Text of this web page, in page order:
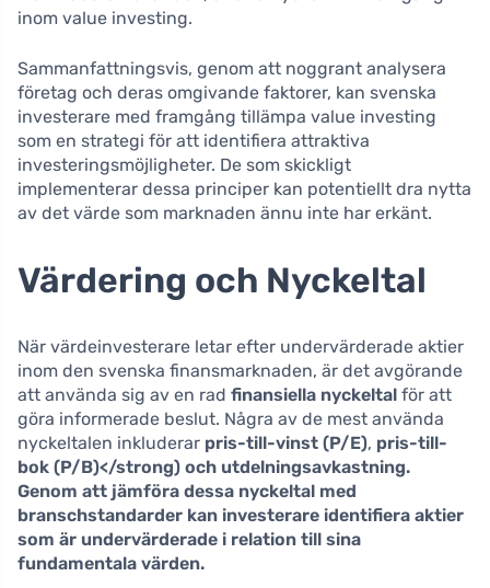
inom value investing.
Sammanfattningsvis, genom att noggrant analysera
företag och deras omgivande faktorer, kan svenska
investerare med framgång tillämpa value investing
som en strategi för att identifiera attraktiva
investeringsmöjligheter. De som skickligt
implementerar dessa principer kan potentiellt dra nytta
av det värde som marknaden ännu inte har erkänt.
Värdering och Nyckeltal
När värdeinvesterare letar efter undervärderade aktier
inom den svenska finansmarknaden, är det avgörande
att använda sig av en rad finansiella nyckeltal för att
göra informerade beslut. Några av de mest använda
nyckeltalen inkluderar pris-till-vinst (P/E), pris-till-
bok (P/B)</strong) och utdelningsavkastning.
Genom att jämföra dessa nyckeltal med
branschstandarder kan investerare identifiera aktier
som är undervärderade i relation till sina
fundamentala värden.